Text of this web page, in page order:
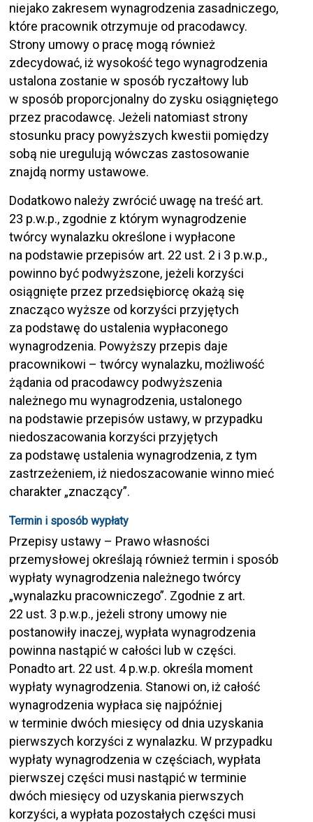
niejako zakresem wynagrodzenia zasadniczego,
które pracownik otrzymuje od pracodawcy.
Strony umowy o pracę mogą również
zdecydować, iż wysokość tego wynagrodzenia
ustalona zostanie w sposób ryczałtowy lub
w sposób proporcjonalny do zysku osiągniętego
przez pracodawcę. Jeżeli natomiast strony
stosunku pracy powyższych kwestii pomiędzy
sobą nie uregulują wówczas zastosowanie
znajdą normy ustawowe.
Dodatkowo należy zwrócić uwagę na treść art.
23 p.w.p., zgodnie z którym wynagrodzenie
twórcy wynalazku określone i wypłacone
na podstawie przepisów art. 22 ust. 2 i 3 p.w.p.,
powinno być podwyższone, jeżeli korzyści
osiągnięte przez przedsiębiorcę okażą się
znacząco wyższe od korzyści przyjętych
za podstawę do ustalenia wypłaconego
wynagrodzenia. Powyższy przepis daje
pracownikowi – twórcy wynalazku, możliwość
żądania od pracodawcy podwyższenia
należnego mu wynagrodzenia, ustalonego
na podstawie przepisów ustawy, w przypadku
niedoszacowania korzyści przyjętych
za podstawę ustalenia wynagrodzenia, z tym
zastrzeżeniem, iż niedoszacowanie winno mieć
charakter „znaczący”.
Termin i sposób wypłaty
Przepisy ustawy – Prawo własności
przemysłowej określają również termin i sposób
wypłaty wynagrodzenia należnego twórcy
„wynalazku pracowniczego”. Zgodnie z art.
22 ust. 3 p.w.p., jeżeli strony umowy nie
postanowiły inaczej, wypłata wynagrodzenia
powinna nastąpić w całości lub w części.
Ponadto art. 22 ust. 4 p.w.p. określa moment
wypłaty wynagrodzenia. Stanowi on, iż całość
wynagrodzenia wypłaca się najpóźniej
w terminie dwóch miesięcy od dnia uzyskania
pierwszych korzyści z wynalazku. W przypadku
wypłaty wynagrodzenia w częściach, wypłata
pierwszej części musi nastąpić w terminie
dwóch miesięcy od uzyskania pierwszych
korzyści, a wypłata pozostałych części musi